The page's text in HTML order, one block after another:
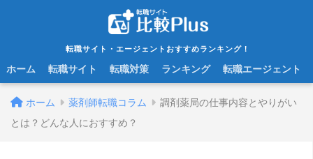
転職サイト・エージェントおすすめランキング！
ホーム 転職サイト 転職対策 ランキング 転職エージェント
ホーム 薬剤師転職コラム
調剤薬局の仕事内容とやりがい
とは？どんな人におすすめ？